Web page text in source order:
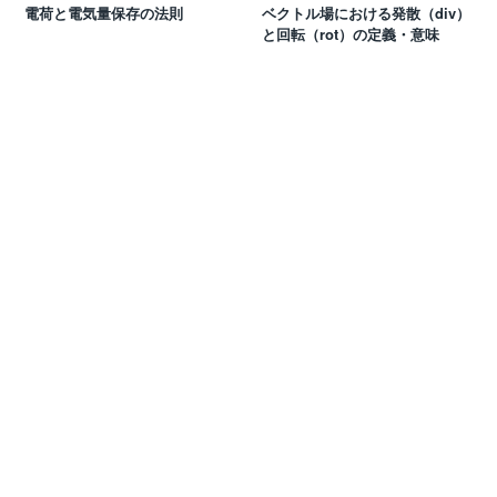
電荷と電気量保存の法則
ベクトル場における発散（div）
と回転（rot）の定義・意味